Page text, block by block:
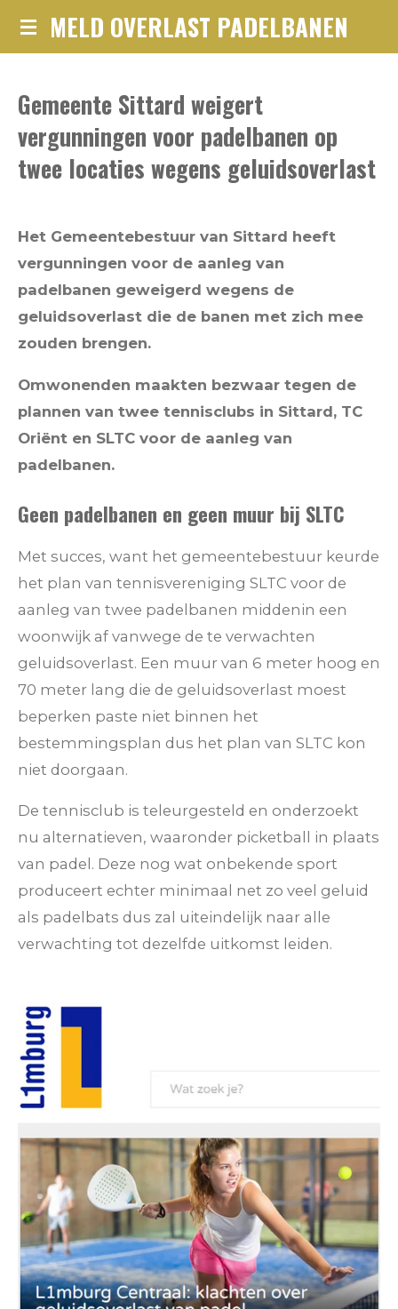
Ga
de
hoofdinhoud
MELD OVERLAST PADELBANEN
Gemeente Sittard weigert
vergunningen voor padelbanen op
twee locaties wegens geluidsoverlast
Het Gemeentebestuur van Sittard heeft
vergunningen voor de aanleg van
padelbanen geweigerd wegens de
geluidsoverlast die de banen met zich mee
zouden brengen.
Omwonenden maakten bezwaar tegen de
plannen van twee tennisclubs in Sittard, TC
Oriënt en SLTC voor de aanleg van
padelbanen.
Geen padelbanen en geen muur bij SLTC
Met succes, want het gemeentebestuur keurde
het plan van tennisvereniging SLTC voor de
aanleg van twee padelbanen middenin een
woonwijk af vanwege de te verwachten
geluidsoverlast. Een muur van 6 meter hoog en
70 meter lang die de geluidsoverlast moest
beperken paste niet binnen het
bestemmingsplan dus het plan van SLTC kon
niet doorgaan.
De tennisclub is teleurgesteld en onderzoekt
nu alternatieven, waaronder picketball in plaats
van padel. Deze nog wat onbekende sport
produceert echter minimaal net zo veel geluid
als padelbats dus zal uiteindelijk naar alle
verwachting tot dezelfde uitkomst leiden.